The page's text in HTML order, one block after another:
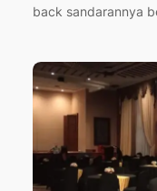
back sandarannya